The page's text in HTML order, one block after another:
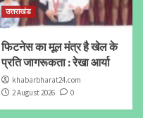
उत्तराखंड
फिटनेस का मूल मंत्र है खेल के
प्रति जागरूकता : रेखा आर्या
khabarbharat24.com
2 August 2026
0